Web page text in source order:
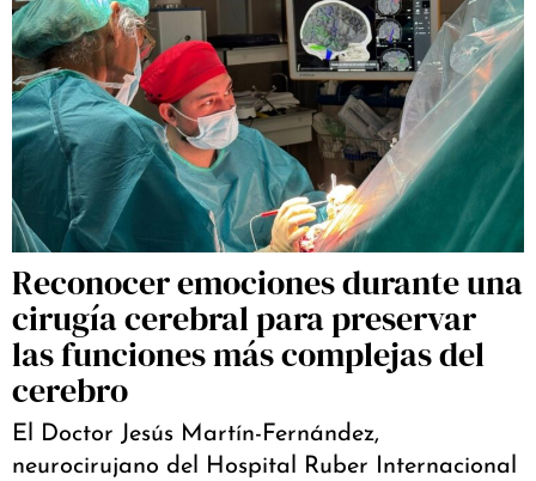
Reconocer emociones durante una
cirugía cerebral para preservar
las funciones más complejas del
cerebro
El Doctor Jesús Martín-Fernández,
neurocirujano del Hospital Ruber Internacional